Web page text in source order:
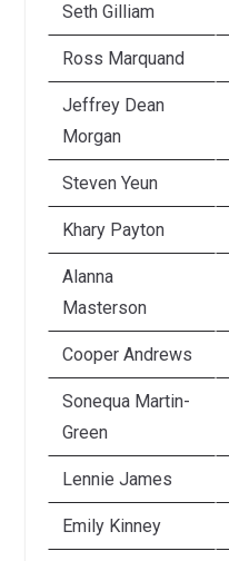
Seth Gilliam
Ross Marquand
Jeffrey Dean
Morgan
Steven Yeun
Khary Payton
Alanna
Masterson
Cooper Andrews
Sonequa Martin-
Green
Lennie James
Emily Kinney